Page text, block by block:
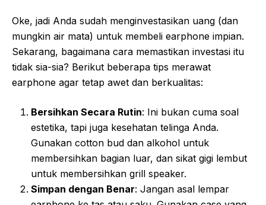
Oke, jadi Anda sudah menginvestasikan uang (dan
mungkin air mata) untuk membeli earphone impian.
Sekarang, bagaimana cara memastikan investasi itu
tidak sia-sia? Berikut beberapa tips merawat
earphone agar tetap awet dan berkualitas:
Bersihkan Secara Rutin: Ini bukan cuma soal
estetika, tapi juga kesehatan telinga Anda.
Gunakan cotton bud dan alkohol untuk
membersihkan bagian luar, dan sikat gigi lembut
untuk membersihkan grill speaker.
Simpan dengan Benar: Jangan asal lempar